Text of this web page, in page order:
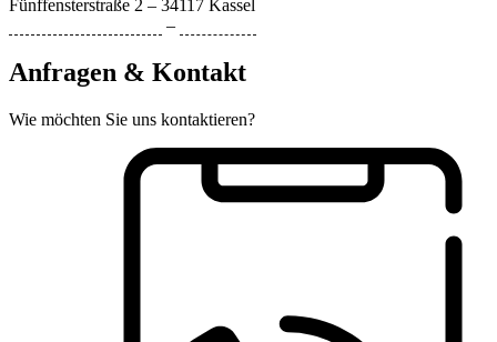
Fünffensterstraße 2 – 34117 Kassel
–
Anfragen & Kontakt
Wie möchten Sie uns kontaktieren?